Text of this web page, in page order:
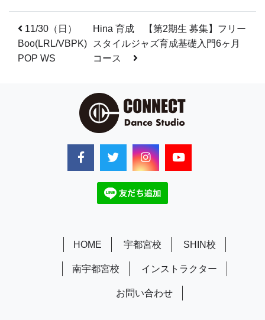
投稿ナビゲーション
11/30（日）
Boo(LRL/VBPK)
POP WS
Hina 育成 【第2期生 募集】フリー
スタイルジャズ育成基礎入門6ヶ月
コース
HOME 宇都宮校 SHIN校
南宇都宮校 インストラクター
お問い合わせ